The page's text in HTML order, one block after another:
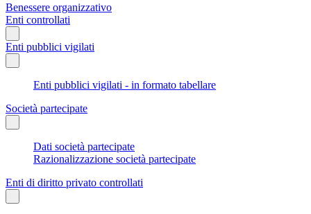
Benessere organizzativo
Enti controllati
Enti pubblici vigilati
Enti pubblici vigilati - in formato tabellare
Società partecipate
Dati società partecipate
Razionalizzazione società partecipate
Enti di diritto privato controllati